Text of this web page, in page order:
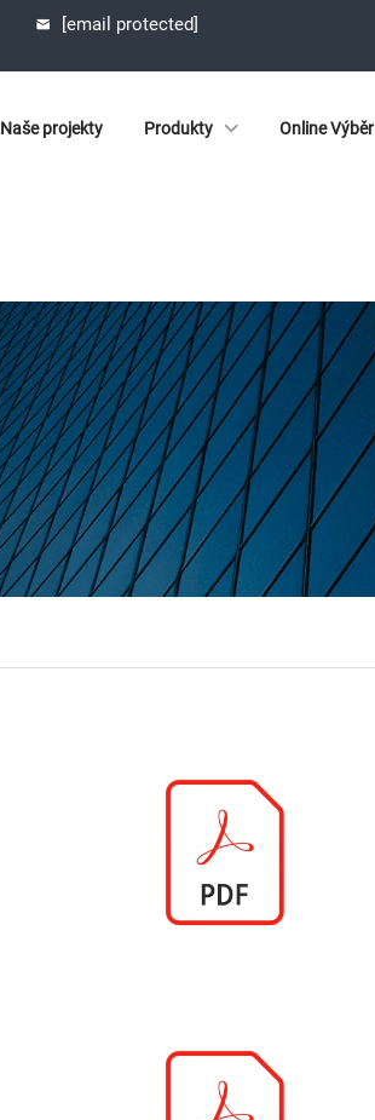
[email protected]
Naše projekty Produkty Online Výběr